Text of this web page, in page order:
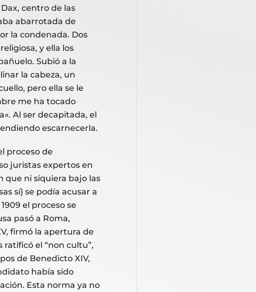
centro de las
abarrotada de
la condenada. Dos
y ella los
Subió a la
la cabeza, un
pero ella se le
me ha tocado
Al ser decapitada, el
escarnecerla.
proceso de
juristas expertos en
que ni siquiera bajo las
sí) se podía acusar a
el proceso se
pasó a Roma,
firmó la apertura de
ratificó el “non cultu”,
de Benedicto XIV,
había sido
Esta norma ya no